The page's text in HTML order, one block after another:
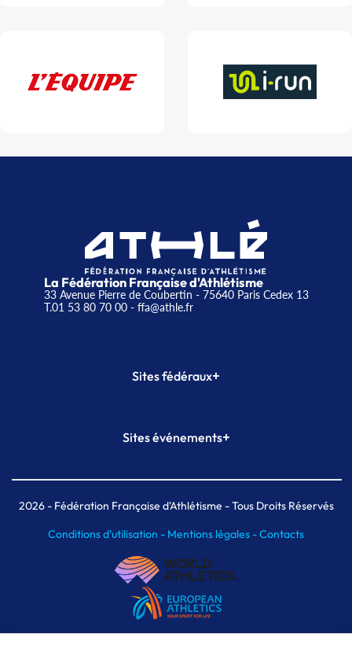
La Fédération Française d'Athlétisme
33 Avenue Pierre de Coubertin - 75640 Paris Cedex 13
T.01 53 80 70 00- ffa@athle.fr
Sites fédéraux+
Plateforme Formation
Sites événements+
Meeting de Paris indoor
MAIF Ekiden de Paris
2026- Fédération Française d'Athlétisme - Tous Droits Réservés
Conditions d'utilisation - Mentions légales -Contacts